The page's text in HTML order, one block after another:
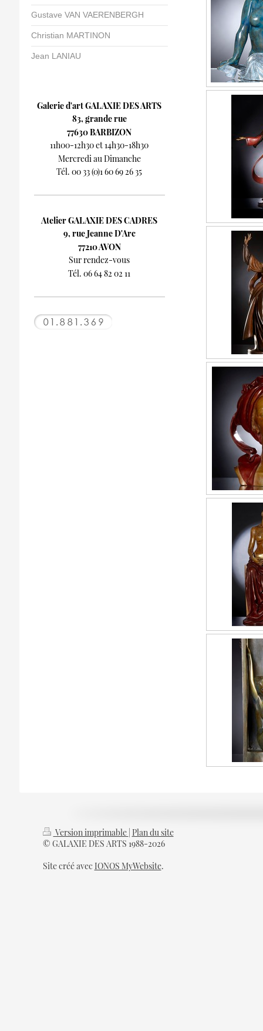
Gustave VAN VAERENBERGH
Christian MARTINON
Jean LANIAU
Galerie d'art GALAXIE DES ARTS
83, grande rue
77630 BARBIZON
11h00-12h30 et 14h30-18h30
Mercredi au Dimanche
Tél. 00 33 (0)1 60 69 26 35
Atelier GALAXIE DES CADRES
9, rue Jeanne D'Arc
77210 AVON
Sur rendez-vous
Tél. 06 64 82 02 11
Version imprimable Plan du site
© GALAXIE DES ARTS 1988-2026
Site créé avec IONOS MyWebsite.